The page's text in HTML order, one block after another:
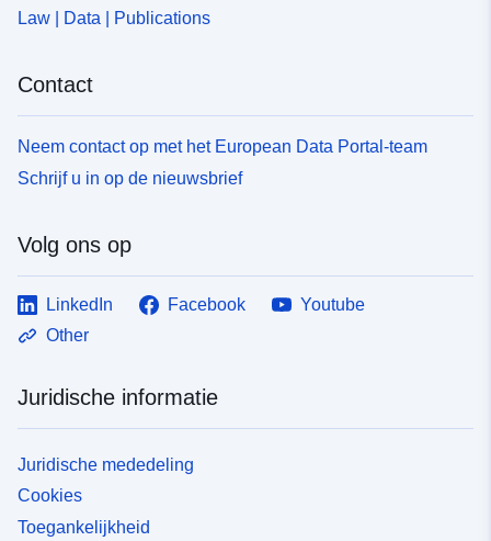
Law | Data | Publications
Contact
Neem contact op met het European Data Portal-team
Schrijf u in op de nieuwsbrief
Volg ons op
LinkedIn Facebook
Youtube
Other
Juridische informatie
Juridische mededeling
Cookies
Toegankelijkheid